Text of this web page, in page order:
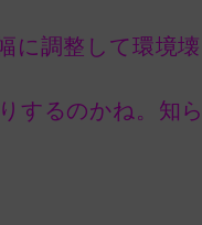
に調整して環境壊
するのかね。知ら